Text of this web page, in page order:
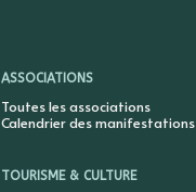
ASSOCIATIONS
Toutes les associations
Calendrier des manifestations
TOURISME & CULTURE